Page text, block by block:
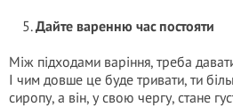
Дайте варенню час постояти
Між підходами варіння, треба
І чим довше це буде тривати, ти
сиропу, а він, у свою чергу, стане